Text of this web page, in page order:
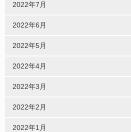
2022年7月
2022年6月
2022年5月
2022年4月
2022年3月
2022年2月
2022年1月